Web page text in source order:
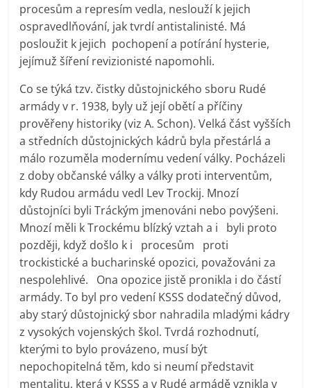
procesům a represím vedla, neslouží k jejich
ospravedlňování, jak tvrdí antistalinisté. Má
posloužit k jejich pochopení a potírání hysterie,
jejímuž šíření revizionisté napomohli.
Co se týká tzv. čistky důstojnického sboru Rudé
armády v r. 1938, byly už její obětí a příčiny
prověřeny historiky (viz A. Schon). Velká část vyšších
a středních důstojnických kádrů byla přestárlá a
málo rozuměla modernímu vedení války. Pocházeli
z doby občanské války a války proti interventům,
kdy Rudou armádu vedl Lev Trockij. Mnozí
důstojníci byli Tráckým jmenováni nebo povýšeni.
Mnozí měli k Trockému blízký vztah a i byli proto
později, když došlo k i procesům proti
trockistické a bucharinské opozici, považováni za
nespolehlivé. Ona opozice jistě pronikla i do částí
armády. To byl pro vedení KSSS dodatečný důvod,
aby starý důstojnický sbor nahradila mladými kádry
z vysokých vojenských škol. Tvrdá rozhodnutí,
kterými to bylo provázeno, musí být
nepochopitelná těm, kdo si neumí představit
mentalitu, která v KSSS a v Rudé armádě vznikla v